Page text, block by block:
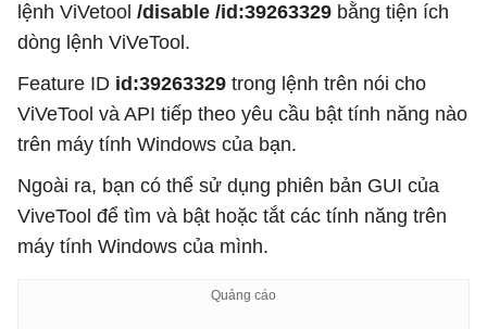
lệnh ViVetool /disable /id:39263329 bằng tiện ích
dòng lệnh ViVeTool.
Feature ID id:39263329 trong lệnh trên nói cho
ViVeTool và API tiếp theo yêu cầu bật tính năng nào
trên máy tính Windows của bạn.
Ngoài ra, bạn có thể sử dụng phiên bản GUI của
ViveTool để tìm và bật hoặc tắt các tính năng trên
máy tính Windows của mình.